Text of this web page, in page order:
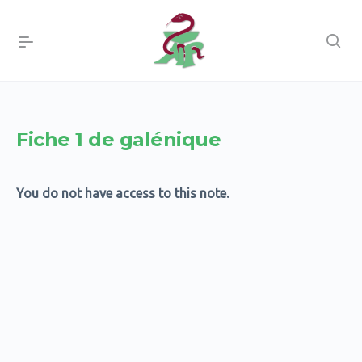
Fiche 1 de galénique
You do not have access to this note.